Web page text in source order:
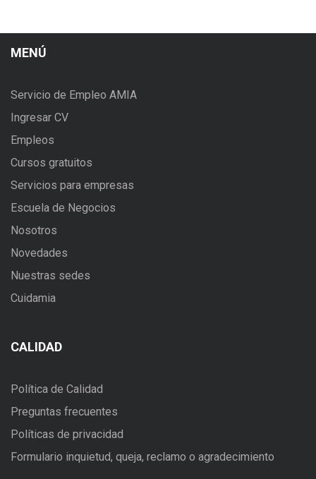
MENÚ
Servicio de Empleo AMIA
Ingresar CV
Empleos
Cursos gratuitos
Servicios para empresas
Escuela de Negocios
Nosotros
Novedades
Nuestras sedes
Cuidamia
CALIDAD
Política de Calidad
Preguntas frecuentes
Políticas de privacidad
Formulario inquietud, queja, reclamo o agradecimiento